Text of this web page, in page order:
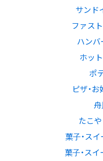
サンド
ファスト
ハンバ
ホット
ポ
ピザ・お
舟
たこや
菓子・スイ
菓子・スイ